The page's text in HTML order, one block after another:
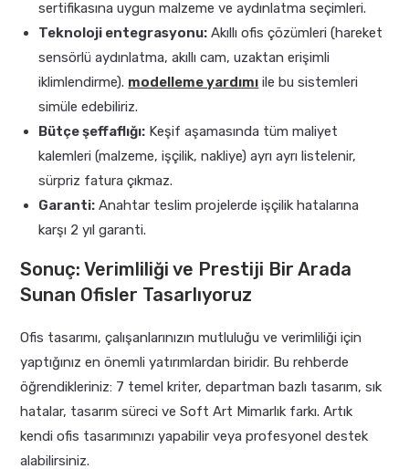
sertifikasına uygun malzeme ve aydınlatma seçimleri.
Teknoloji entegrasyonu: Akıllı ofis çözümleri (hareket
sensörlü aydınlatma, akıllı cam, uzaktan erişimli
iklimlendirme). modelleme yardımı ile bu sistemleri
simüle edebiliriz.
Bütçe şeffaflığı: Keşif aşamasında tüm maliyet
kalemleri (malzeme, işçilik, nakliye) ayrı ayrı listelenir,
sürpriz fatura çıkmaz.
Garanti: Anahtar teslim projelerde işçilik hatalarına
karşı 2 yıl garanti.
Sonuç: Verimliliği ve Prestiji Bir Arada
Sunan Ofisler Tasarlıyoruz
Ofis tasarımı, çalışanlarınızın mutluluğu ve verimliliği için
yaptığınız en önemli yatırımlardan biridir. Bu rehberde
öğrendikleriniz: 7 temel kriter, departman bazlı tasarım, sık
hatalar, tasarım süreci ve Soft Art Mimarlık farkı. Artık
kendi ofis tasarımınızı yapabilir veya profesyonel destek
alabilirsiniz.